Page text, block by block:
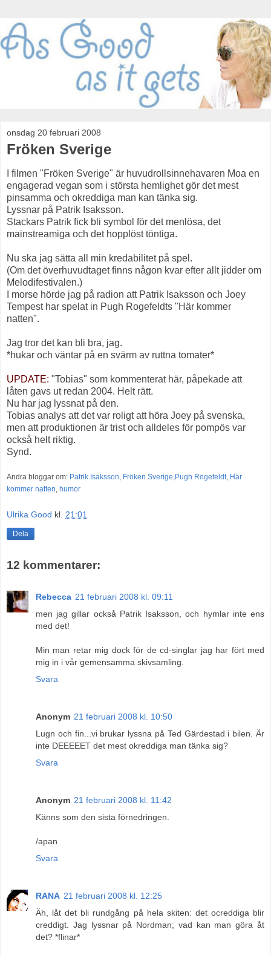
onsdag 20 februari 2008
Fröken Sverige
I filmen "Fröken Sverige" är huvudrollsinnehavaren Moa en
engagerad vegan som i största hemlighet gör det mest
pinsamma och okreddiga man kan tänka sig.
Lyssnar på Patrik Isaksson.
Stackars Patrik fick bli symbol för det menlösa, det
mainstreamiga och det hopplöst töntiga.
Nu ska jag sätta all min kredabilitet på spel.
(Om det överhuvudtaget finns någon kvar efter allt jidder om
Melodifestivalen.)
I morse hörde jag på radion att Patrik Isaksson och Joey
Tempest har spelat in Pugh Rogefeldts "Här kommer
natten".
Jag tror det kan bli bra, jag.
*hukar och väntar på en svärm av ruttna tomater*
UPDATE: "Tobias" som kommenterat här, påpekade att
låten gavs ut redan 2004. Helt rätt.
Nu har jag lyssnat på den.
Tobias analys att det var roligt att höra Joey på svenska,
men att produktionen är trist och alldeles för pompös var
också helt riktig.
Synd.
Andra bloggar om: Patrik Isaksson, Fröken Sverige,Pugh Rogefeldt, Här
kommer natten, humor
Ulrika Good kl. 21:01
Dela
12 kommentarer:
Rebecca 21 februari 2008 kl. 09:11
men jag gillar också Patrik Isaksson, och hymlar inte ens
med det!
Min man retar mig dock för de cd-singlar jag har fört med
mig in i vår gemensamma skivsamling.
Svara
Anonym 21 februari 2008 kl. 10:50
Lugn och fin...vi brukar lyssna på Ted Gärdestad i bilen. Är
inte DEEEEET det mest okreddiga man tänka sig?
Svara
Anonym 21 februari 2008 kl. 11:42
Känns som den sista förnedringen.
/apan
Svara
RANA 21 februari 2008 kl. 12:25
Äh, låt det bli rundgång på hela skiten: det ocreddiga blir
creddigt. Jag lyssnar på Nordman; vad kan man göra åt
det? *flinar*